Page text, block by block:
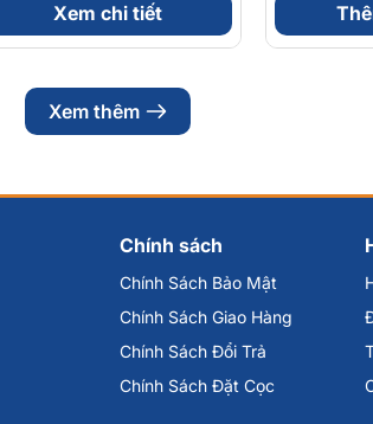
Xem chi tiết
Xem thêm
Chính sách
Chính Sách Bảo Mật
Chính Sách Giao Hàng
Chính Sách Đổi Trả
Chính Sách Đặt Cọc